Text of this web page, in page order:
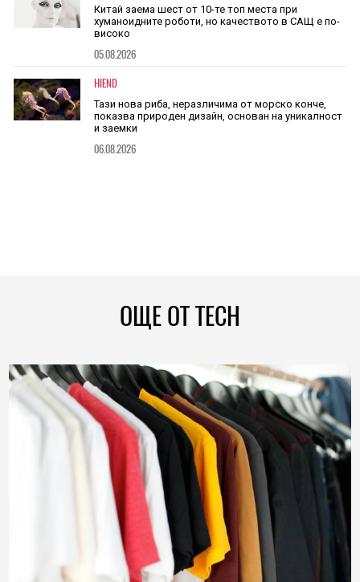
Китай заема шест от 10-те топ места при
хуманоидните роботи, но качеството в САЩ е по-
високо
05.08.2026
HIEND
Тази нова риба, неразличима от морско конче,
показва природен дизайн, основан на уникалност
и заемки
06.08.2026
ОЩЕ ОТ TECH